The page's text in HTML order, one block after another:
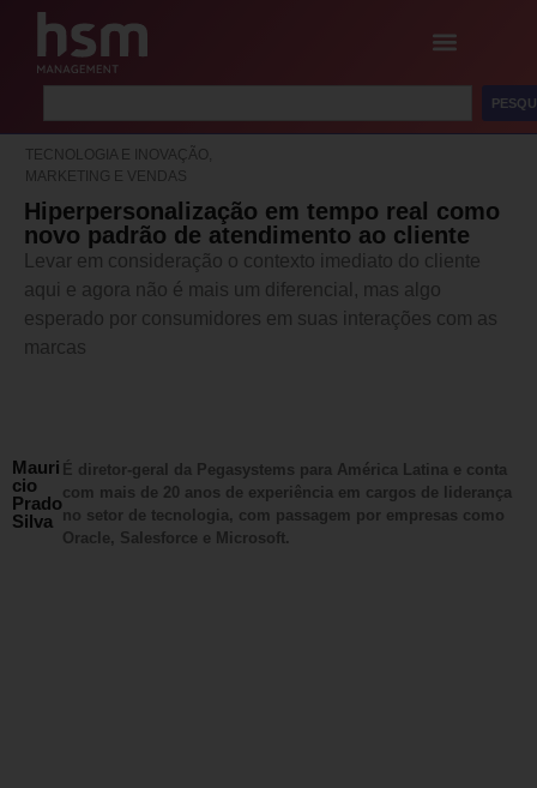
TECNOLOGIA E INOVAÇÃO,
MARKETING E VENDAS
Hiperpersonalização em tempo real como
novo padrão de atendimento ao cliente
Levar em consideração o contexto imediato do cliente
aqui e agora não é mais um diferencial, mas algo
esperado por consumidores em suas interações com as
marcas
Mauri
cio
Prado
Silva
É diretor-geral da Pegasystems para América Latina e conta
com mais de 20 anos de experiência em cargos de liderança
no setor de tecnologia, com passagem por empresas como
Oracle, Salesforce e Microsoft.